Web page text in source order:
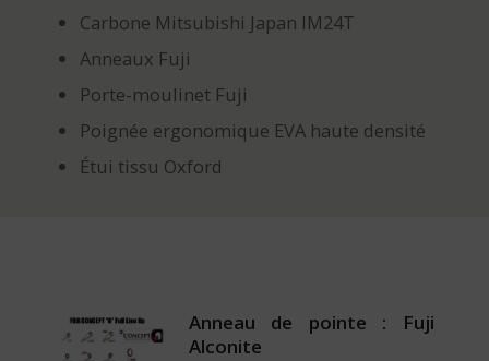
Carbone Mitsubishi Japan IM24T
Anneaux Fuji
Porte-moulinet Fuji
Poignée ergonomique EVA haute densité
Étui tissu Oxford
Anneau de pointe : Fuji
Alconite